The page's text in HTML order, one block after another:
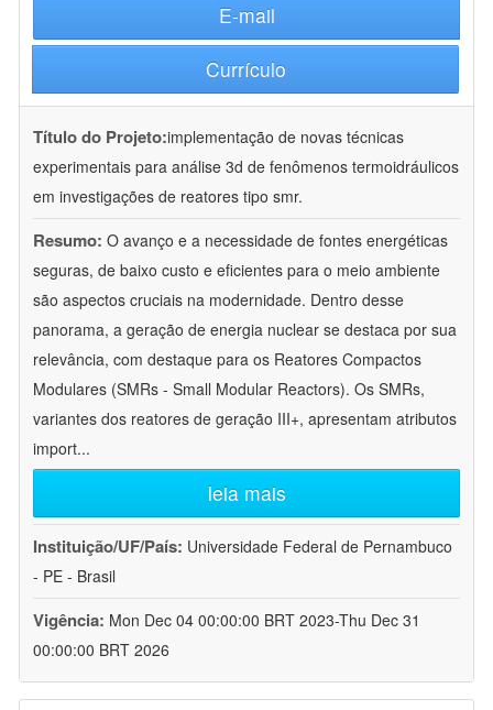
E-mail
Currículo
Título do Projeto:implementação de novas técnicas
experimentais para análise 3d de fenômenos termoidráulicos
em investigações de reatores tipo smr.
Resumo: O avanço e a necessidade de fontes energéticas
seguras, de baixo custo e eficientes para o meio ambiente
são aspectos cruciais na modernidade. Dentro desse
panorama, a geração de energia nuclear se destaca por sua
relevância, com destaque para os Reatores Compactos
Modulares (SMRs - Small Modular Reactors). Os SMRs,
variantes dos reatores de geração III+, apresentam atributos
import...
leia mais
Instituição/UF/País: Universidade Federal de Pernambuco
- PE - Brasil
Vigência: Mon Dec 04 00:00:00 BRT 2023-Thu Dec 31
00:00:00 BRT 2026